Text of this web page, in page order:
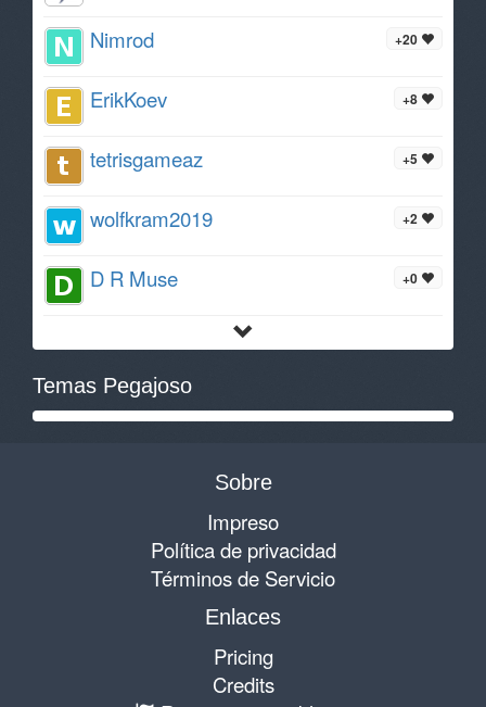
+20
Nimrod
+8
ErikKoev
+5
tetrisgameaz
+2
wolfkram2019
+0
D R Muse
Temas Pegajoso
Sobre
Impreso
Política de privacidad
Términos de Servicio
Enlaces
Pricing
Credits